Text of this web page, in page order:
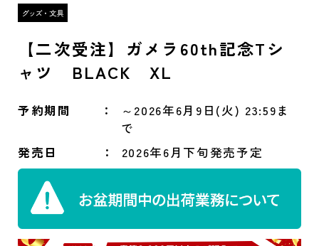
【二次受注】ガメラ60th記念Tシ
ャツ BLACK XL
予約期間
～2026年6月9日(火) 23:59ま
で
発売日
2026年6月下旬発売予定